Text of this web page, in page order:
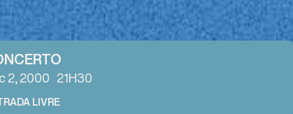
2, 2000 21H30
LIVRE